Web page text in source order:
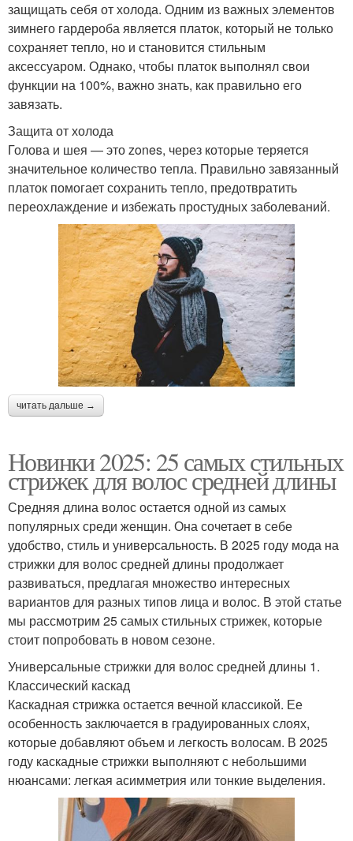
защищать себя от холода. Одним из важных элементов
зимнего гардероба является платок, который не только
сохраняет тепло, но и становится стильным
аксессуаром. Однако, чтобы платок выполнял свои
функции на 100%, важно знать, как правильно его
завязать.
Защита от холода
Голова и шея — это zones, через которые теряется
значительное количество тепла. Правильно завязанный
платок помогает сохранить тепло, предотвратить
переохлаждение и избежать простудных заболеваний.
читать дальше →
Новинки 2025: 25 самых стильных
стрижек для волос средней длины
Средняя длина волос остается одной из самых
популярных среди женщин. Она сочетает в себе
удобство, стиль и универсальность. В 2025 году мода на
стрижки для волос средней длины продолжает
развиваться, предлагая множество интересных
вариантов для разных типов лица и волос. В этой статье
мы рассмотрим 25 самых стильных стрижек, которые
стоит попробовать в новом сезоне.
Универсальные стрижки для волос средней длины 1.
Классический каскад
Каскадная стрижка остается вечной классикой. Ее
особенность заключается в градуированных слоях,
которые добавляют объем и легкость волосам. В 2025
году каскадные стрижки выполняют с небольшими
нюансами: легкая асимметрия или тонкие выделения.